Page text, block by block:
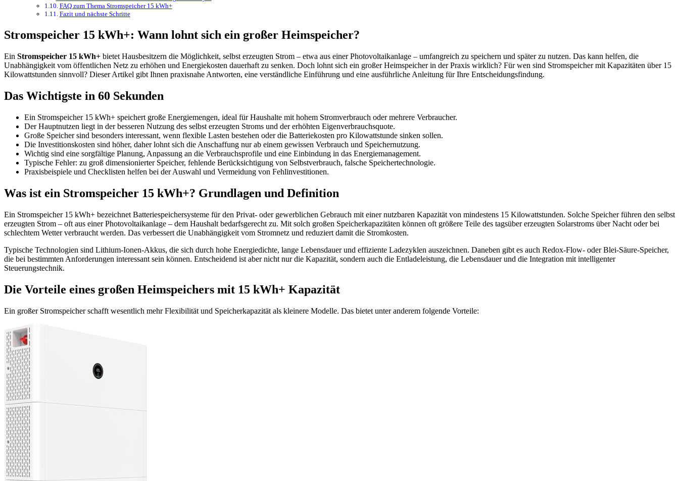
FAQ zum Thema Stromspeicher 15 kWh+
Fazit und nächste Schritte
Stromspeicher 15 kWh+: Wann lohnt sich ein großer Heimspeicher?
Ein Stromspeicher 15 kWh+ bietet Hausbesitzern die Möglichkeit, selbst erzeugten Strom – etwa aus einer Photovoltaikanlage – umfangreich zu speichern und später zu nutzen. Das kann helfen, die
Unabhängigkeit vom öffentlichen Netz zu erhöhen und Energiekosten dauerhaft zu senken. Doch lohnt sich ein großer Heimspeicher in der Praxis wirklich? Für wen sind Stromspeicher mit Kapazitäten über 15
Kilowattstunden sinnvoll? Dieser Artikel gibt Ihnen praxisnahe Antworten, eine verständliche Einführung und eine ausführliche Anleitung für Ihre Entscheidungsfindung.
Das Wichtigste in 60 Sekunden
Ein Stromspeicher 15 kWh+ speichert große Energiemengen, ideal für Haushalte mit hohem Stromverbrauch oder mehrere Verbraucher.
Der Hauptnutzen liegt in der besseren Nutzung des selbst erzeugten Stroms und der erhöhten Eigenverbrauchsquote.
Große Speicher sind besonders interessant, wenn flexible Lasten bestehen oder die Batteriekosten pro Kilowattstunde sinken sollen.
Die Investitionskosten sind höher, daher lohnt sich die Anschaffung nur ab einem gewissen Verbrauch und Speichernutzung.
Wichtig sind eine sorgfältige Planung, Anpassung an die Verbrauchsprofile und eine Einbindung in das Energiemanagement.
Typische Fehler: zu groß dimensionierter Speicher, fehlende Berücksichtigung von Selbstverbrauch, falsche Speichertechnologie.
Praxisbeispiele und Checklisten helfen bei der Auswahl und Vermeidung von Fehlinvestitionen.
Was ist ein Stromspeicher 15 kWh+? Grundlagen und Definition
Ein Stromspeicher 15 kWh+ bezeichnet Batteriespeichersysteme für den Privat- oder gewerblichen Gebrauch mit einer nutzbaren Kapazität von mindestens 15 Kilowattstunden. Solche Speicher führen den selbst
erzeugten Strom – oft aus einer Photovoltaikanlage – dem Haushalt bedarfsgerecht zu. Mit solch großen Speicherkapazitäten können oft größere Teile des tagsüber erzeugten Solarstroms über Nacht oder bei
schlechtem Wetter verbraucht werden. Das verbessert die Unabhängigkeit vom Stromnetz und reduziert damit die Stromkosten.
Typische Technologien sind Lithium-Ionen-Akkus, die sich durch hohe Energiedichte, lange Lebensdauer und effiziente Ladezyklen auszeichnen. Daneben gibt es auch Redox-Flow- oder Blei-Säure-Speicher,
die bei bestimmten Anforderungen interessant sein können. Entscheidend ist aber nicht nur die Kapazität, sondern auch die Entladeleistung, die Lebensdauer und die Integration mit intelligenter
Steuerungstechnik.
Die Vorteile eines großen Heimspeichers mit 15 kWh+ Kapazität
Ein großer Stromspeicher schafft wesentlich mehr Flexibilität und Speicherkapazität als kleinere Modelle. Das bietet unter anderem folgende Vorteile: